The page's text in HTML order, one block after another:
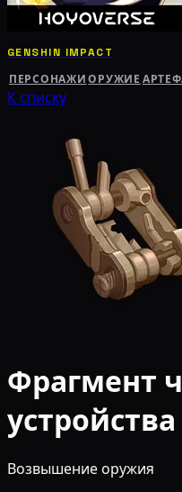
GENSHIN IMPACT
ПЕРСОНАЖИ ОРУЖИЕ
К списку
Фрагмент
устройства
Возвышение оружия